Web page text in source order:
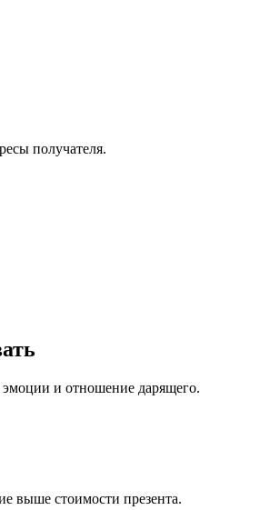
получателя.
и отношение дарящего.
выше стоимости презента.